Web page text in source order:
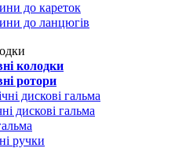
до кареток
до ланцюгів
колодки
ротори
дискові гальма
дискові гальма
ручки